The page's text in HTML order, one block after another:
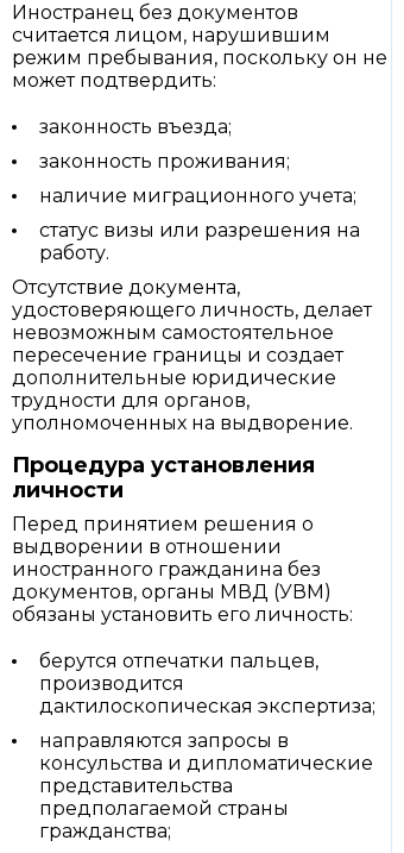
Иностранец без документов
считается лицом, нарушившим
режим пребывания, поскольку он не
может подтвердить:
законность въезда;
законность проживания;
наличие миграционного учета;
статус визы или разрешения на
работу.
Отсутствие документа,
удостоверяющего личность, делает
невозможным самостоятельное
пересечение границы и создает
дополнительные юридические
трудности для органов,
уполномоченных на выдворение.
Процедура установления
личности
Перед принятием решения о
выдворении в отношении
иностранного гражданина без
документов, органы МВД (УВМ)
обязаны установить его личность:
берутся отпечатки пальцев,
производится
дактилоскопическая экспертиза;
направляются запросы в
консульства и дипломатические
представительства
предполагаемой страны
гражданства;